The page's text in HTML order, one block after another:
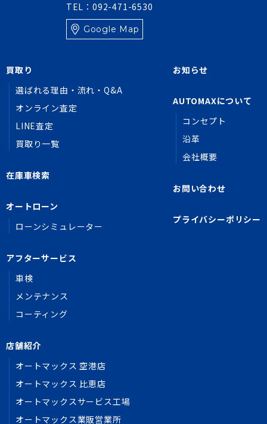
TEL：092-471-6530
Google Map
買取り
選ばれる理由・流れ・Q&A
オンライン査定
LINE査定
買取り一覧
在庫車検索
オートローン
ローンシミュレーター
アフターサービス
車検
メンテナンス
コーティング
店舗紹介
オートマックス 空港店
オートマックス 比恵店
オートマックスサービス工場
オートマックス業販営業所
お知らせ
AUTOMAXについて
コンセプト
沿革
会社概要
お問い合わせ
プライバシーポリシー